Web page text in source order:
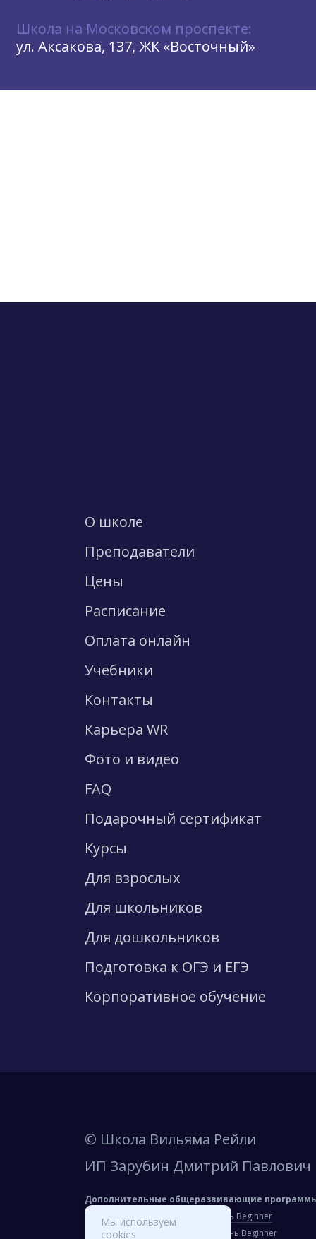
Школа на Московском проспекте:
ул. Аксакова, 137, ЖК «Восточный»
О школе
Преподаватели
Цены
Расписание
Оплата онлайн
Учебники
Контакты
Карьера WR
Фото и видео
FAQ
Подарочный сертификат
Курсы
Для взрослых
Для школьников
Для дошкольников
Подготовка к ОГЭ и ЕГЭ
Корпоративное обучение
© Школа Вильяма Рейли
ИП Зарубин Дмитрий Павлович
Дополнительные общеразвивающие
Для детей 3-5 лет, нулевой уровень Beginner
Для детей 9-12 лет, нулевой уровень Beginner
Мы используем
cookies